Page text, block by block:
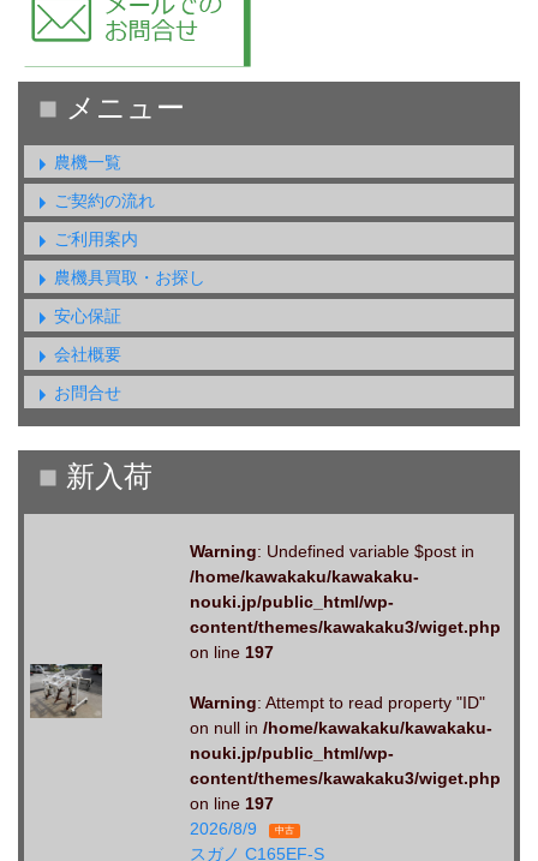
農機一覧
ご契約の流れ
ご利用案内
農機具買取・お探し
安心保証
会社概要
お問合せ
Warning: Undefined variable $post in
/home/kawakaku/kawakaku-
nouki.jp/public_html/wp-
content/themes/kawakaku3/wiget.php
on line 197
Warning: Attempt to read property "ID"
on null in /home/kawakaku/kawakaku-
nouki.jp/public_html/wp-
content/themes/kawakaku3/wiget.php
on line 197
2026/8/9
中古
スガノ C165EF-S